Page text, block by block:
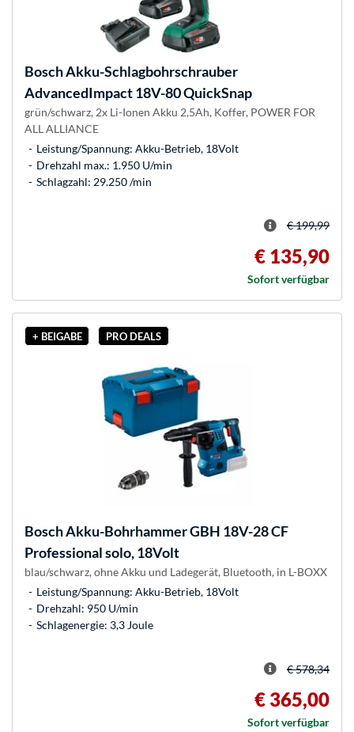
BoschAkku-Schlagbohrschrauber
AdvancedImpact 18V-80 QuickSnap
grün/schwarz, 2x Li-Ionen Akku 2,5Ah, Koffer, POWER FOR
ALL ALLIANCE
Leistung/Spannung: Akku-Betrieb, 18Volt
Drehzahl max.: 1.950 U/min
Schlagzahl: 29.250 /min
€ 199,99
€ 135,90
Sofort verfügbar
+ BEIGABE PRO DEALS
BoschAkku-Bohrhammer GBH 18V-28 CF
Professional solo, 18Volt
blau/schwarz, ohne Akku und Ladegerät, Bluetooth, in L-BOXX
Leistung/Spannung: Akku-Betrieb, 18Volt
Drehzahl: 950 U/min
Schlagenergie: 3,3 Joule
€ 578,34
€ 365,00
Sofort verfügbar